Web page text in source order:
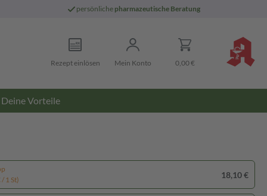
persönliche pharmazeutische Beratung
Rezept einlösen Mein Konto 0,00 €
Deine Vorteile
1 St)
18,10 €